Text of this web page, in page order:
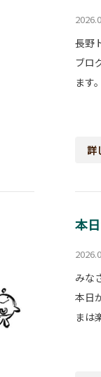
長野
ブロ
ます
詳
本
みな
本日
まは